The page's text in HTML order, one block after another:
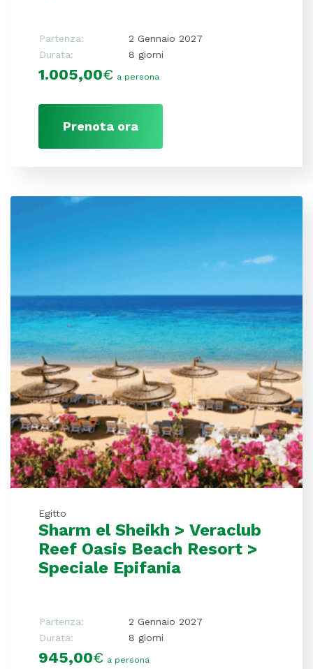
Partenza:
2 Gennaio 2027
Durata:
8 giorni
1.005,00€ a persona
Prenota ora
Egitto
Sharm el Sheikh > Veraclub
Reef Oasis Beach Resort >
Speciale Epifania
Partenza:
2 Gennaio 2027
Durata:
8 giorni
945,00€ a persona